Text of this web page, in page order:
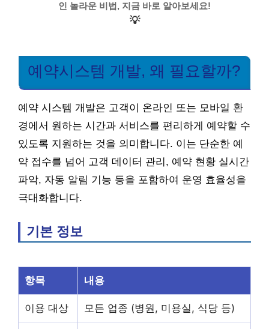
인 놀라운 비법, 지금 바로 알아보세요!
💡
예약시스템 개발, 왜 필요할까?
예약 시스템 개발은 고객이 온라인 또는 모바일 환
경에서 원하는 시간과 서비스를 편리하게 예약할 수
있도록 지원하는 것을 의미합니다. 이는 단순한 예
약 접수를 넘어 고객 데이터 관리, 예약 현황 실시간
파악, 자동 알림 기능 등을 포함하여 운영 효율성을
극대화합니다.
기본 정보
항목 내용
이용 대상 모든 업종 (병원, 미용실, 식당 등)